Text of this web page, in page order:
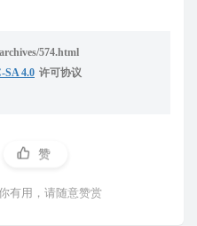
574.html
SA 4.0 许可协议
赞
有用，请随意赞赏